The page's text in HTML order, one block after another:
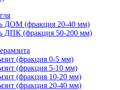
ДОМ (фракция 20-40 мм)
ДПК (фракция 50-200 мм)
(фракция 0-5 мм)
(фракция 5-10 мм)
(фракция 10-20 мм)
(фракция 20-40 мм)